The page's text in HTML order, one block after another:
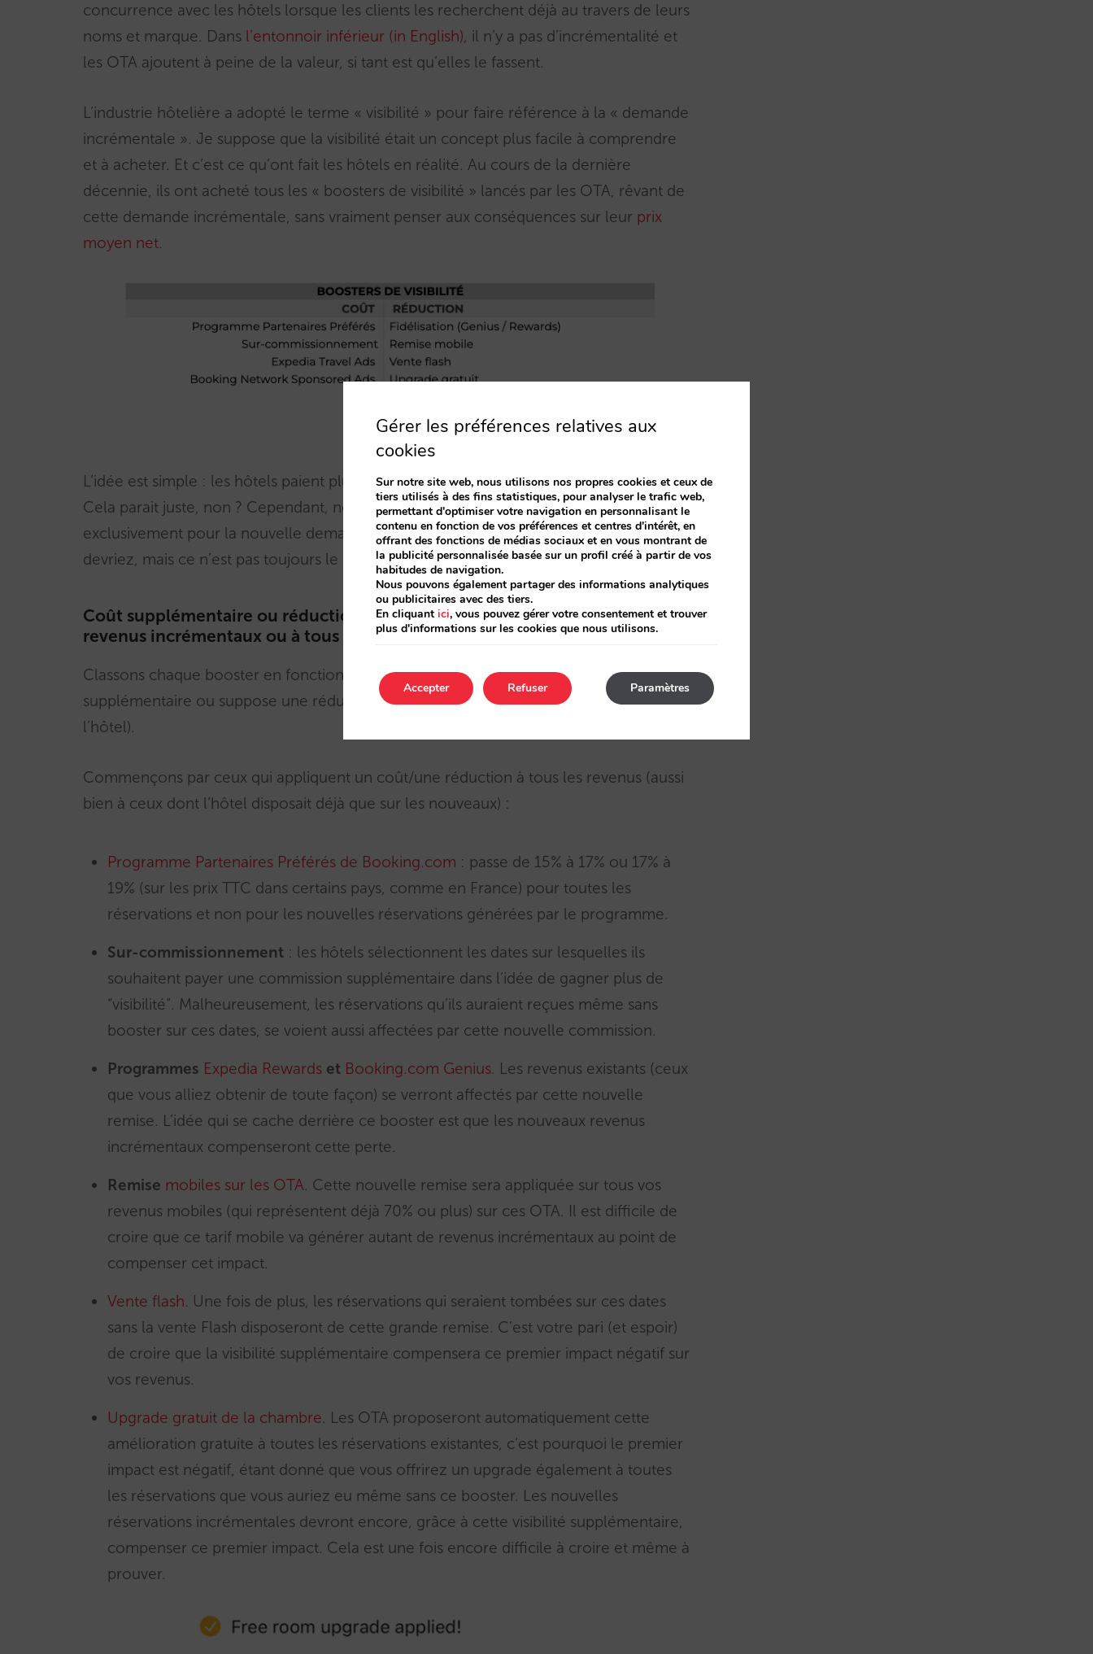
concurrence avec les hôtels lorsque les clients les recherchent déjà au travers de leurs
noms et marque. Dans l’entonnoir inférieur (in English), il n’y a pas d’incrémentalité et
les OTA ajoutent à peine de la valeur, si tant est qu’elles le fassent.
L’industrie hôtelière a adopté le terme « visibilité » pour faire référence à la « demande
incrémentale ». Je suppose que la visibilité était un concept plus facile à comprendre
et à acheter. Et c’est ce qu’ont fait les hôtels en réalité. Au cours de la dernière
décennie, ils ont acheté tous les « boosters de visibilité » lancés par les OTA, rêvant de
cette demande incrémentale, sans vraiment penser aux conséquences sur leur prix
moyen net.
L’idée est simple : les hôtels paient plus aux OTA pour obtenir de nouveaux clients.
Cela parait juste, non ? Cependant, ne devriez-vous pas payer ce nouveau coût
exclusivement pour la nouvelle demande (réservations incrémentales) ? Vous le
devriez, mais ce n’est pas toujours le cas.
Coût supplémentaire ou réduction : cela s’applique-t-il seulement aux
revenus incrémentaux ou à tous les revenus ?
Classons chaque booster en fonction de ce critère qui implique un coût
supplémentaire ou suppose une réduction pour le client (absorbé également par
l’hôtel).
Commençons par ceux qui appliquent un coût/une réduction à tous les revenus (aussi
bien à ceux dont l’hôtel disposait déjà que sur les nouveaux) :
Programme Partenaires Préférés de Booking.com : passe de 15% à 17% ou 17% à
19% (sur les prix TTC dans certains pays, comme en France) pour toutes les
réservations et non pour les nouvelles réservations générées par le programme.
Sur-commissionnement : les hôtels sélectionnent les dates sur lesquelles ils
souhaitent payer une commission supplémentaire dans l’idée de gagner plus de
“visibilité”. Malheureusement, les réservations qu’ils auraient reçues même sans
booster sur ces dates, se voient aussi affectées par cette nouvelle commission.
Programmes Expedia Rewards et Booking.com Genius. Les revenus existants (ceux
que vous alliez obtenir de toute façon) se verront affectés par cette nouvelle
remise. L’idée qui se cache derrière ce booster est que les nouveaux revenus
incrémentaux compenseront cette perte.
Remise mobiles sur les OTA. Cette nouvelle remise sera appliquée sur tous vos
revenus mobiles (qui représentent déjà 70% ou plus) sur ces OTA. Il est difficile de
croire que ce tarif mobile va générer autant de revenus incrémentaux au point de
compenser cet impact.
Vente flash. Une fois de plus, les réservations qui seraient tombées sur ces dates
sans la vente Flash disposeront de cette grande remise. C’est votre pari (et espoir)
de croire que la visibilité supplémentaire compensera ce premier impact négatif sur
vos revenus.
Upgrade gratuit de la chambre. Les OTA proposeront automatiquement cette
amélioration gratuite à toutes les réservations existantes, c’est pourquoi le premier
impact est négatif, étant donné que vous offrirez un upgrade également à toutes
les réservations que vous auriez eu même sans ce booster. Les nouvelles
réservations incrémentales devront encore, grâce à cette visibilité supplémentaire,
compenser ce premier impact. Cela est une fois encore difficile à croire et même à
prouver.
Gérer les préférences relatives aux
cookies
Sur notre site web, nous utilisons nos propres cookies et ceux de
tiers utilisés à des fins statistiques, pour analyser le trafic web,
permettant d'optimiser votre navigation en personnalisant le
contenu en fonction de vos préférences et centres d'intérêt, en
offrant des fonctions de médias sociaux et en vous montrant de
la publicité personnalisée basée sur un profil créé à partir de vos
habitudes de navigation.
Nous pouvons également partager des informations analytiques
ou publicitaires avec des tiers.
En cliquant ici, vous pouvez gérer votre consentement et trouver
plus d'informations sur les cookies que nous utilisons.
Accepter Paramètres
Refuser